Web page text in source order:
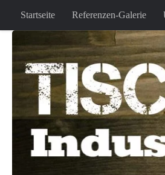
Zum Inhalt springen
Startseite Referenzen-Galerie